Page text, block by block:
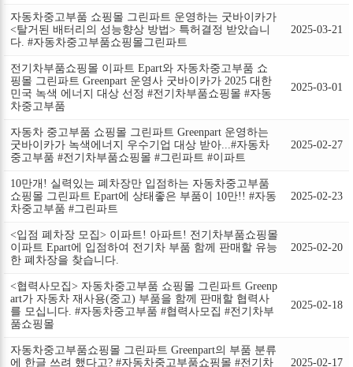
자동차중고부품 쇼핑몰 그린파트 운영하는 굿바이카가
<탈거된 배터리의 성능향상 방법> 특허결정 받았습니
다. #자동차중고부품쇼핑몰그린파트
2025-03-21
전기차부품쇼핑몰 이파트 Epart와 자동차중고부품 쇼
핑몰 그린파트 Greenpart 운영사 굿바이카가 2025 대한
민국 녹색 에너지 대상 선정 #전기차부품쇼핑몰 #자동
차중고부품
2025-03-01
자동차 중고부품 쇼핑몰 그린파트 Greenpart 운영하는
굿바이카가 녹색에너지 우수기업 대상 받아...#자동차
중고부품 #전기차부품쇼핑몰 #그린파트 #이파트
2025-02-27
10만개! 실력있는 폐차장만 입점하는 자동차중고부품
쇼핑몰 그린파트 Epart에 상태좋은 부품이 10만!! #자동
차중고부품 #그린파트
2025-02-23
<입점 폐차장 모집> 이파트! 아파트! 전기차부품쇼핑몰
이파트 Epart에 입점하여 전기차 부품 함께 판매할 유능
한 폐차장을 찾습니다.
2025-02-20
<협력사모집> 자동차중고부품 쇼핑몰 그린파트 Greenp
art가 자동차 재사용(중고) 부품을 함께 판매할 협력사
를 모십니다. #자동차중고부품 #협력사모집 #전기차부
품쇼핑몰
2025-02-18
자동차중고부품쇼핑몰 그린파트 Greenpart의 부품 분류
에 한글 쓰려 했다고? #자동차중고부품쇼핑몰 #전기차
2025-02-17